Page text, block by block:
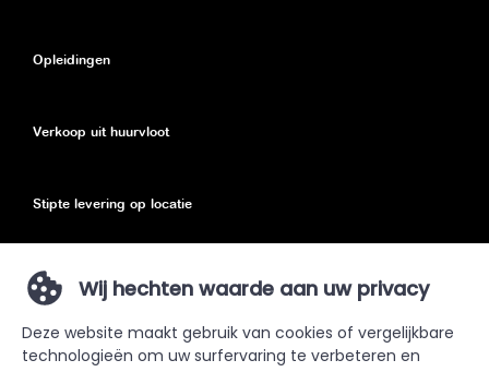
Opleidingen
Verkoop uit huurvloot
Stipte levering op locatie
Eco toeslag
Privacy Policy
Wij hechten waarde aan uw privacy
Deze website maakt gebruik van cookies of vergelijkbare
technologieën om uw surfervaring te verbeteren en